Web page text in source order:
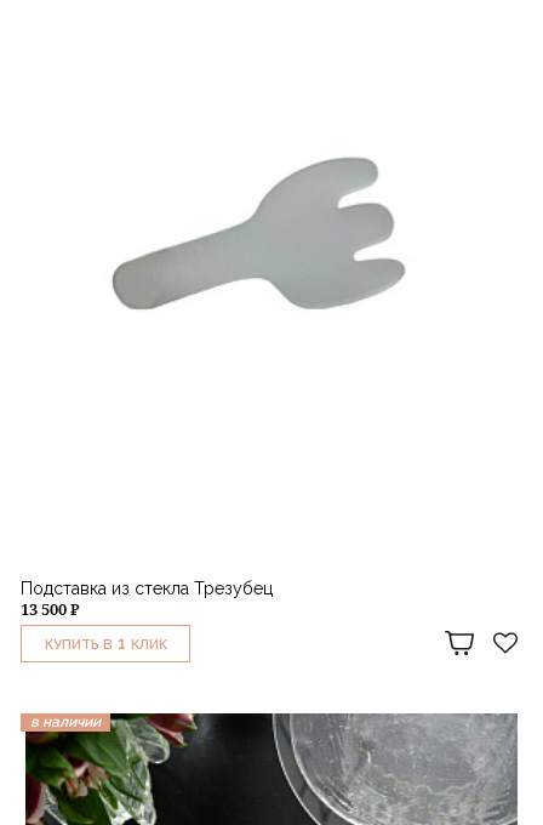
Подставка из стекла Трезубец
13 500 ₽
КУПИТЬ В 1 КЛИК
в наличии